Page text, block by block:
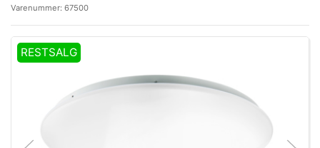
Varenummer: 67500
RESTSALG